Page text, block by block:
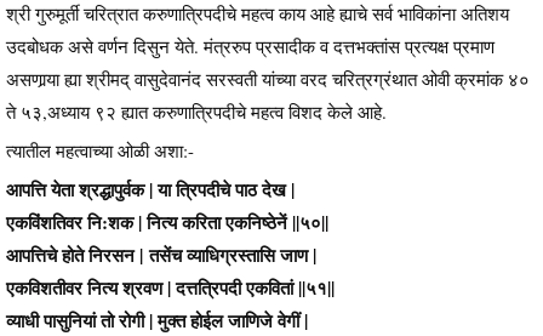
श्री गुरुमूर्ती चरित्रात करुणात्रिपदीचे महत्व काय आहे ह्याचे सर्व भाविकांना अतिशय
उदबोधक असे वर्णन दिसुन येते. मंत्ररुप प्रसादीक व दत्तभक्तांस प्रत्यक्ष प्रमाण
असणार्‍या ह्या श्रीमद् वासुदेवानंद सरस्वती यांच्या वरद चरित्रग्रंथात ओवी क्रमांक ४०
ते ५३,अध्याय ९२ ह्यात करुणात्रिपदीचे महत्व विशद केले आहे.
त्यातील महत्वाच्या ओळी अशा:-
आपत्ति येता श्रद्धापुर्वक | या त्रिपदीचे पाठ देख |
एकविंशतिवर नि:शक | नित्य करिता एकनिष्ठेनें ||५०||
आपत्तिचे होते निरसन | तसेंच व्याधिग्रस्तासि जाण |
एकविशतीवर नित्य श्रवण | दत्तत्रिपदी एकवितां ||५१||
व्याधी पासुनियां तो रोगी | मुक्त होईल जाणिजे वेगीं |